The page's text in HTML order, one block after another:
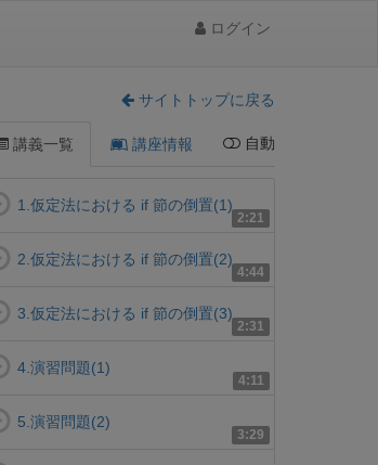
ログイン
サイトトップに戻る
講義一覧 講座情報 自動
2:21
1.仮定法における if 節の倒置(1)
4:44
2.仮定法における if 節の倒置(2)
2:31
3.仮定法における if 節の倒置(3)
4:11
4.演習問題(1)
3:29
5.演習問題(2)